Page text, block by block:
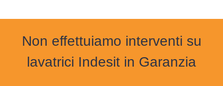
Non effettuiamo interventi su
lavatrici Indesit in Garanzia